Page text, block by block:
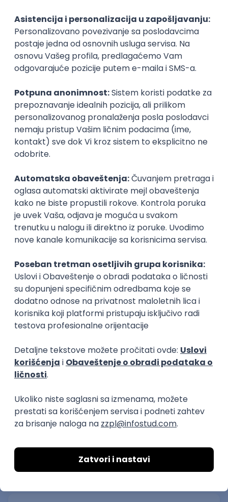
Customer Service Expert – Aviation
& Travel (Deutsch und Englisch)
Gevekom Customer Services d.o.o.
Rad od kuće
20.08.2026
1. i 2. smena
Puno radno vreme
neto: 95.000 - 115.000 RSD (mesečna plata)
Interior Designer AI
Booscala OÜ
Puno radno vreme
bruto: 600 - 800 USD (mesečna plata)
Honorarni poslovi
Operater za komunikaciju sa
pacijentima
Ambulanta Žan Vulić Therapy
Rad od kuće
14.08.2026
1., 2. i 3. smena
Puno radno vreme
neto: 80.000 - 210.000 RSD (mesečna plata)